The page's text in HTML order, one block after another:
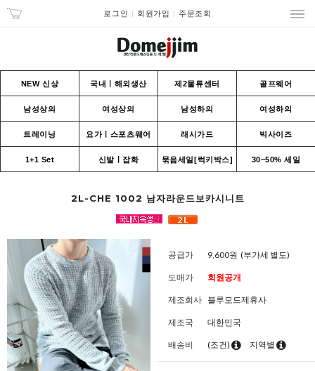
로그인 회원가입 주문조회
NEW 신상 국내ㅣ해외생산 제2물류센터 골프웨어
남성상의 여성상의 남성하의 여성하의
트레이닝 요가ㅣ스포츠웨어 래시가드 빅사이즈
1+1 Set 신발ㅣ잡화 묶음세일[럭키박스] 30~50% 세일
2L-CHE 1002 남자라운드보카시니트
공급가 9,600원 (부가세 별도)
도매가 회원공개
제조회사 블루모드제휴사
제조국 대한민국
배송비 (조건) 지역별